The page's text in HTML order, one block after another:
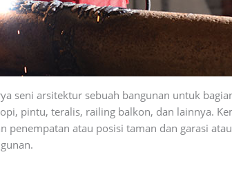
seni arsitektur sebuah bangunan untuk
pintu, teralis, railing balkon, dan lainnya.
penempatan atau posisi taman dan garasi